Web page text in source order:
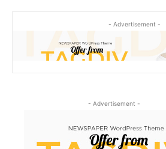
- Advertisement -
- Advertisement -